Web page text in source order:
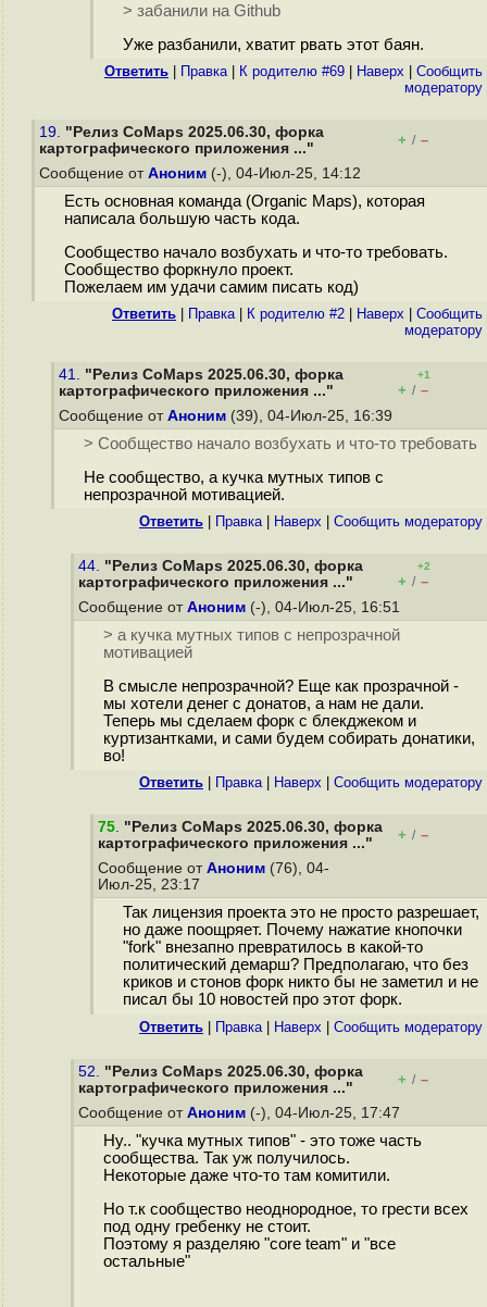
> забанили на Github
Уже разбанили, хватит рвать этот баян.
Ответить Правка| К родителю #69 Наверх
Cообщить
модератору
19. "Релиз CoMaps 2025.06.30, форка
картографического приложения ..."
+ / –
Сообщение от Аноним (-), 04-Июл-25, 14:12
Есть основная команда (Organic Maps), которая
написала большую часть кода.
Сообщество начало возбухать и что-то требовать.
Сообщество форкнуло проект.
Пожелаем им удачи самим писать код)
Ответить Правка| К родителю #2 Наверх
Cообщить
модератору
41. "Релиз CoMaps 2025.06.30, форка
картографического приложения ..."
+1
+ / –
Сообщение от Аноним (39), 04-Июл-25, 16:39
> Сообщество начало возбухать и что-то требовать
Не сообщество, а кучка мутных типов с
непрозрачной мотивацией.
Ответить Правка| Наверх Cообщить модератору
44. "Релиз CoMaps 2025.06.30, форка
картографического приложения ..."
+2
+ / –
Сообщение от Аноним (-), 04-Июл-25, 16:51
> а кучка мутных типов с непрозрачной
мотивацией
В смысле непрозрачной? Еще как прозрачной -
мы хотели денег с донатов, а нам не дали.
Теперь мы сделаем форк с блекджеком и
куртизантками, и сами будем собирать донатики,
во!
Ответить Правка| Наверх Cообщить модератору
75. "Релиз CoMaps 2025.06.30, форка
картографического приложения ..."
+ / –
Сообщение от Аноним (76), 04-
Июл-25, 23:17
Так лицензия проекта это не просто разрешает,
но даже поощряет. Почему нажатие кнопочки
"fork" внезапно превратилось в какой-то
политический демарш? Предполагаю, что без
криков и стонов форк никто бы не заметил и не
писал бы 10 новостей про этот форк.
Ответить Правка| Наверх Cообщить модератору
52. "Релиз CoMaps 2025.06.30, форка
картографического приложения ..."
+ / –
Сообщение от Аноним (-), 04-Июл-25, 17:47
Ну.. "кучка мутных типов" - это тоже часть
сообщества. Так уж получилось.
Некоторые даже что-то там комитили.
Но т.к сообщество неоднородное, то грести всех
под одну гребенку не стоит.
Поэтому я разделяю "core team" и "все
остальные"